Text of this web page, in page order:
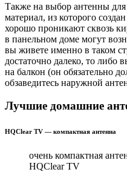
Также на выбор антенны
материал, из которого
хорошо проникают сквозь
в панельном доме могут
вы живете именно в таком
достаточно далеко, то
на балкон (он обязательно
обзаведитесь наружной
Лучшие домашние
HQClear TV — компактная антенна
очень компактная
HQClear TV